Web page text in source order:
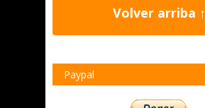
Volver arriba ↑
Paypal